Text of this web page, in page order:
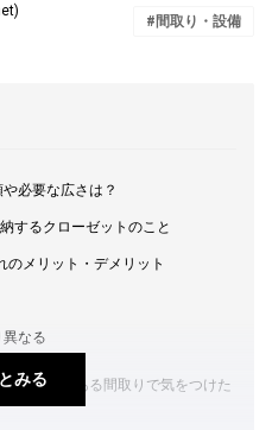
間取り・設備
みる
必要な広さは？
するクローゼットのこと
のメリット・デメリット
なる
ゼットのある間取りで気をつけた